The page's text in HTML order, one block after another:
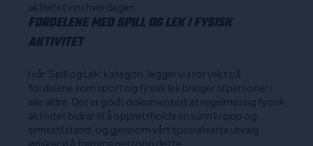
aktivitet inn i hverdagen.
FORDELENE MED SPILL OG LEK I FYSISK
AKTIVITET
I vår 'Spill og Lek' kategori, legger vi stor vekt på
fordelene som sport og fysisk lek bringer til personer i
alle aldre. Det er godt dokumentert at regelmessig fysisk
aktivitet bidrar til å opprettholde en sunn kropp og
sinnsstilstand, og gjennom vårt spesialiserte utvalg
ønsker vi å fremme nettopp dette.